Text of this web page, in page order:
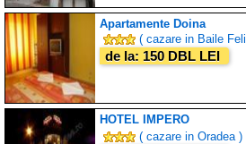
Apartamente Doina
( cazare in Baile
de la: 150 DBL LEI
HOTEL IMPERO
( cazare in Oradea )